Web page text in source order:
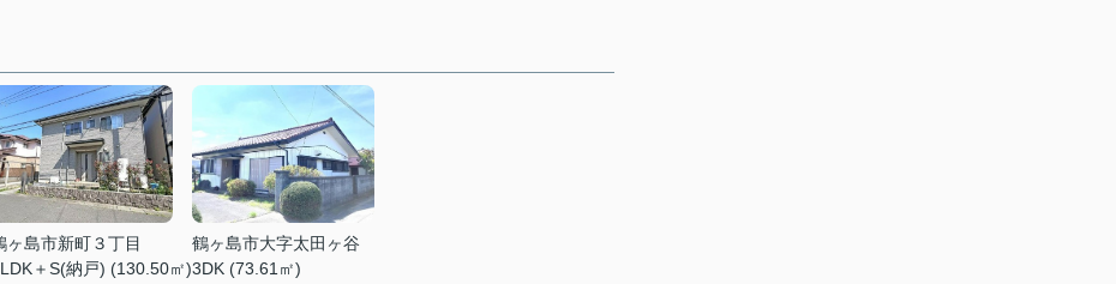
ヶ島市新町３丁目
＋S(納戸) (130.50㎡)
鶴ヶ島市大字太田ヶ谷
3DK (73.61㎡)